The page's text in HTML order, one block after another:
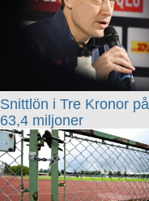
Snittlön i Tre Kronor på
63,4 miljoner